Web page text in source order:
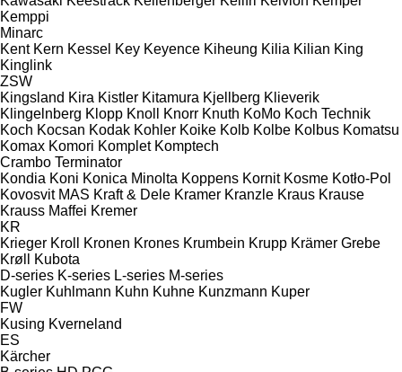
Kemppi
Minarc
Kent Kern Kessel Key Keyence Kiheung Kilia Kilian King
Kinglink
ZSW
Kingsland Kira Kistler Kitamura Kjellberg Klieverik
Klingelnberg Klopp Knoll Knorr Knuth KoMo Koch Technik
Koch Kocsan Kodak Kohler Koike Kolb Kolbe Kolbus Komatsu
Komax Komori Komplet Komptech
Crambo Terminator
Kondia Koni Konica Minolta Koppens Kornit Kosme Kotło-Pol
Kovosvit MAS Kraft & Dele Kramer Kranzle Kraus Krause
Krauss Maffei Kremer
KR
Krieger Kroll Kronen Krones Krumbein Krupp Krämer Grebe
Krøll
Kubota
D-series K-series L-series M-series
Kugler Kuhlmann Kuhn Kuhne Kunzmann Kuper
FW
Kusing Kverneland
ES
Kärcher